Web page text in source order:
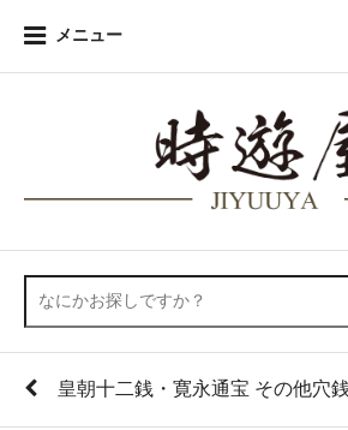
メニュー
皇朝十二銭・寛永通宝 その他穴